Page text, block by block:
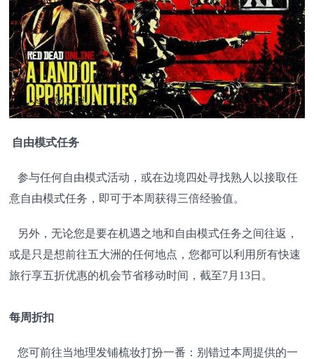
自由模式任务
参与任何自由模式活动，或在边境四处寻找熟人以接取任
意自由模式任务，即可于本周获得三倍经验值。
另外，无论您是要在机遇之地和自由模式任务之间往返，
或是只是想前往五大洲的任何地点，您都可以利用所有快速
旅行享五折优惠的机会节省移动时间，截至7月13日。
每周折扣
您可前往当地理发铺梳妆打扮一番：别错过本周提供的一